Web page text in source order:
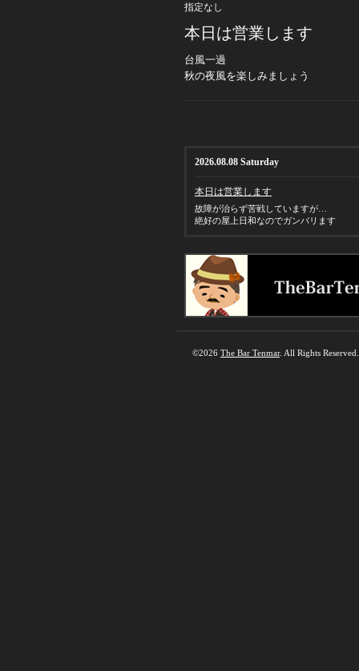
指定なし
本日は営業します
台風一過
秋の夜風を楽しみましょう
2026.08.08 Saturday
本日は営業します
故障が治らず苦戦していますが…
絶好の屋上日和なのでガンバリます
©2026 The Bar Tenmar. All Rights Reserved.